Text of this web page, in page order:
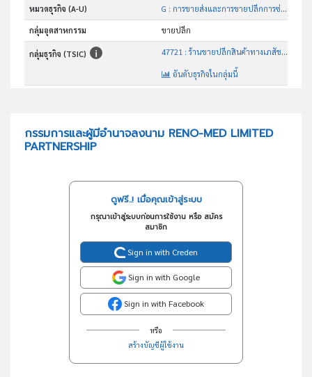
หมวดธุรกิจ (A-U) G : การขายส่งและการขายปลีกการซ่อมยานยนต์และ จักรยานยนต์
กลุ่มอุตสาหกรรม ขายปลีก
กลุ่มธุรกิจ (TSIC) 47721 : ร้านขายปลีกสินค้าทางเภสัชภัณฑ์และเวชภัณฑ์
อันดับธุรกิจในกลุ่มนี้
กรรมการและผู้มีอำนาจลงนาม RENO-MED LIMITED
PARTNERSHIP
ดูฟรี..! เมื่อคุณเข้าสู่ระบบ
กรุณาเข้าสู่ระบบก่อนการใช้งาน หรือ สมัคร
สมาชิก
Sign in with Creden
Sign in with Google
Sign in with Facebook
หรือ
สร้างบัญชีผู้ใช้งาน